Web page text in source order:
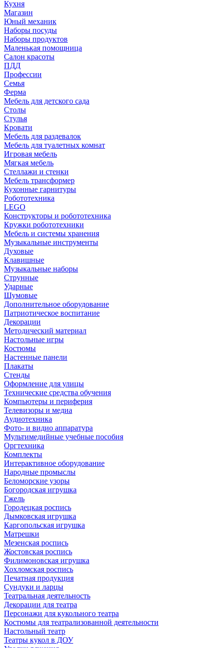
Кухня
Магазин
Юный механик
Наборы посуды
Наборы продуктов
Маленькая помощница
Салон красоты
ПДД
Профессии
Семья
Ферма
Мебель для детского сада
Столы
Cтулья
Кровати
Мебель для раздевалок
Мебель для туалетных комнат
Игровая мебель
Мягкая мебель
Стеллажи и стенки
Мебель трансформер
Кухонные гарнитуры
Робототехника
LEGO
Конструкторы и робототехника
Кружки робототехники
Мебель и системы хранения
Музыкальные инструменты
Духовые
Клавишные
Музыкальные наборы
Струнные
Ударные
Шумовые
Дополнительное оборудование
Патриотическое воспитание
Декорации
Методический материал
Настольные игры
Костюмы
Настенные панели
Плакаты
Стенды
Оформление для улицы
Технические средства обучения
Компьютеры и периферия
Телевизоры и медиа
Аудиотехника
Фото- и видио аппаратура
Мультимедийные учебные пособия
Оргтехника
Комплекты
Интерактивное оборудование
Народные промыслы
Беломорские узоры
Богородская игрушка
Гжель
Городецкая роспись
Дымковская игрушка
Каргопольская игрушка
Матрешки
Мезенская роспись
Жостовская роспись
Филимоновская игрушка
Хохломская роспись
Печатная продукция
Сундуки и ларцы
Театральная деятельность
Декорации для театра
Персонажи для кукольного театра
Костюмы для театрализованной деятельности
Настольный театр
Театры кукол в ДОУ